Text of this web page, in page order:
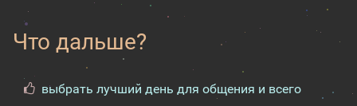
Что дальше?
выбрать лучший день для общения и всего